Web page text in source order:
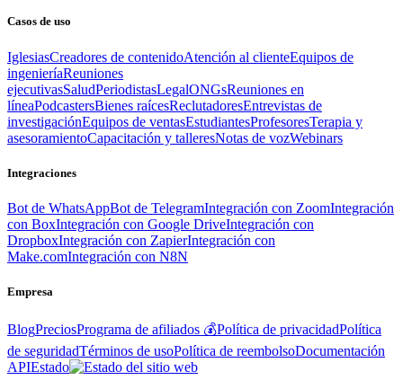
Casos de uso
IglesiasCreadores de contenidoAtención al clienteEquipos de
ingenieríaReuniones
ejecutivasSaludPeriodistasLegalONGsReuniones en
líneaPodcastersBienes raícesReclutadoresEntrevistas de
investigaciónEquipos de ventasEstudiantesProfesoresTerapia y
asesoramientoCapacitación y talleresNotas de vozWebinars
Integraciones
Bot de WhatsAppBot de TelegramIntegración con ZoomIntegración
con BoxIntegración con Google DriveIntegración con
DropboxIntegración con ZapierIntegración con
Make.comIntegración con N8N
Empresa
BlogPreciosPrograma de afiliados 💰Política de privacidadPolítica
de seguridadTérminos de usoPolítica de reembolsoDocumentación
APIEstado